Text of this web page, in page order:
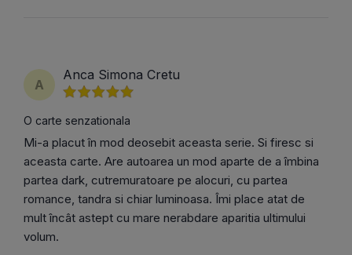
A
Anca Simona Cretu
O carte senzationala
Mi-a placut în mod deosebit aceasta serie. Si firesc si
aceasta carte. Are autoarea un mod aparte de a îmbina
partea dark, cutremuratoare pe alocuri, cu partea
romance, tandra si chiar luminoasa. Îmi place atat de
mult încât astept cu mare nerabdare aparitia ultimului
volum.